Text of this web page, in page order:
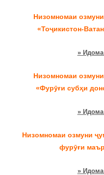
Низомномаи
«Тоҷикистон-
» Идома
Низомномаи
«Фурӯғи субҳи
» Идома
Низомномаи озмуни
фурӯғи
» Идома